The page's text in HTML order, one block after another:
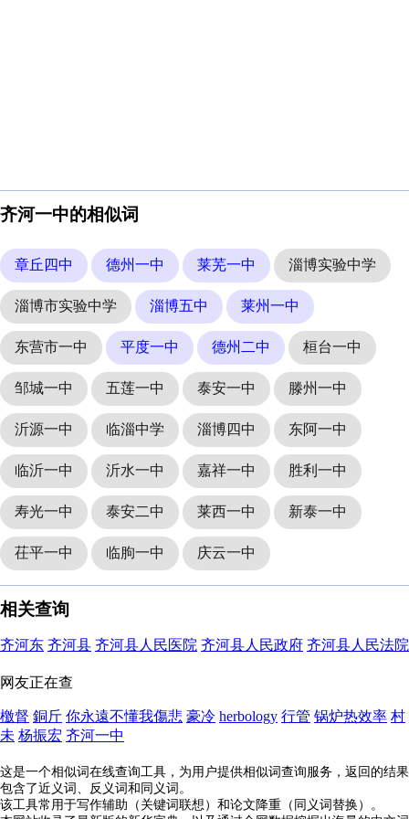
齐河一中的相似词
章丘四中 德州一中 莱芜一中 淄博实验中学
淄博市实验中学 淄博五中 莱州一中
东营市一中 平度一中 德州二中 桓台一中
邹城一中 五莲一中 泰安一中 滕州一中
沂源一中 临淄中学 淄博四中 东阿一中
临沂一中 沂水一中 嘉祥一中 胜利一中
寿光一中 泰安二中 莱西一中 新泰一中
茌平一中 临朐一中 庆云一中
相关查询
齐河东 齐河县 齐河县人民医院 齐河县人民政府 齐河县人民法院
网友正在查
檄督 銅斤 你永遠不懂我傷悲 豪冷 herbology 行管 锅炉热效率 村
未 杨振宏 齐河一中
这是一个相似词在线查询工具，为用户提供相似词查询服务，返回的结果
包含了近义词、反义词和同义词。
该工具常用于写作辅助（关键词联想）和论文降重（同义词替换）。